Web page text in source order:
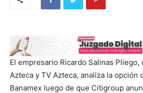
El empresario Ricardo Salinas Pliego,
Azteca y TV Azteca, analiza la opción
Banamex luego de que Citigroup